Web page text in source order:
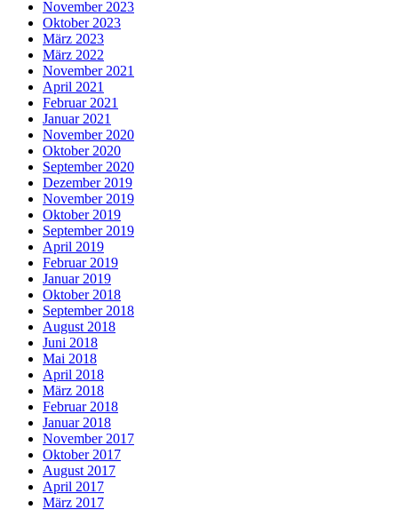
November 2023
Oktober 2023
März 2023
März 2022
November 2021
April 2021
Februar 2021
Januar 2021
November 2020
Oktober 2020
September 2020
Dezember 2019
November 2019
Oktober 2019
September 2019
April 2019
Februar 2019
Januar 2019
Oktober 2018
September 2018
August 2018
Juni 2018
Mai 2018
April 2018
März 2018
Februar 2018
Januar 2018
November 2017
Oktober 2017
August 2017
April 2017
März 2017